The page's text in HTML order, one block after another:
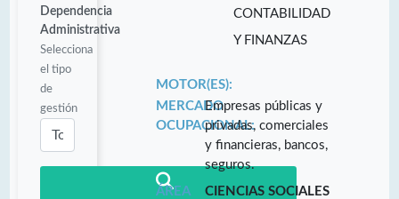
Dependencia
Administrativa
Selecciona
el tipo
de
gestión
CONTABILIDAD
Y FINANZAS
MOTOR(ES):
MERCADO
OCUPACIONAL:
Empresas públicas y
privadas, comerciales
y financieras, bancos,
seguros.
ÁREA
CIENCIAS SOCIALES